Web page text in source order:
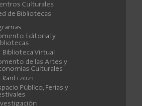
Culturales
de Bibliotecas
Editorial y
Biblioteca Virtual
de las Artes y
Culturales
Ranti 2021
Público, Ferias y